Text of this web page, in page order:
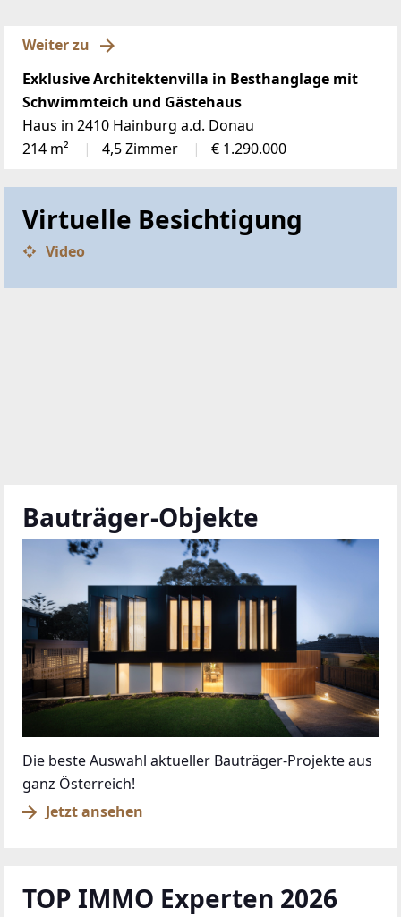
Weiter zu
Exklusive Architektenvilla in Besthanglage mit
Schwimmteich und Gästehaus
Haus in 2410 Hainburg a.d. Donau
214 m²
4,5 Zimmer € 1.290.000
Virtuelle Besichtigung
Video
Bauträger-Objekte
Die beste Auswahl aktueller Bauträger-Projekte aus
ganz Österreich!
Jetzt ansehen
TOP IMMO Experten 2026